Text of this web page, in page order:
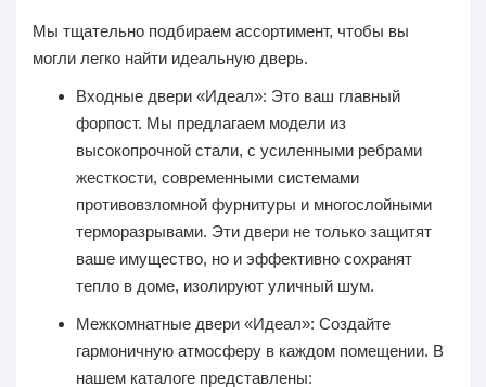
Мы тщательно подбираем ассортимент, чтобы вы
могли легко найти идеальную дверь.
Входные двери «Идеал»: Это ваш главный
форпост. Мы предлагаем модели из
высокопрочной стали, с усиленными ребрами
жесткости, современными системами
противовзломной фурнитуры и многослойными
терморазрывами. Эти двери не только защитят
ваше имущество, но и эффективно сохранят
тепло в доме, изолируют уличный шум.
Межкомнатные двери «Идеал»: Создайте
гармоничную атмосферу в каждом помещении. В
нашем каталоге представлены: